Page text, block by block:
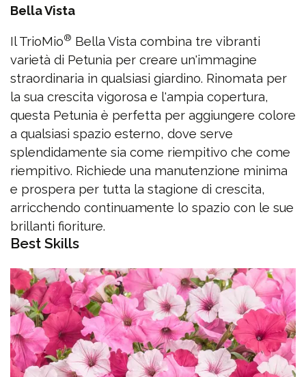
Bella Vista
Il TrioMio® Bella Vista combina tre vibranti
varietà di Petunia per creare un'immagine
straordinaria in qualsiasi giardino. Rinomata per
la sua crescita vigorosa e l'ampia copertura,
questa Petunia è perfetta per aggiungere colore
a qualsiasi spazio esterno, dove serve
splendidamente sia come riempitivo che come
riempitivo. Richiede una manutenzione minima
e prospera per tutta la stagione di crescita,
arricchendo continuamente lo spazio con le sue
brillanti fioriture.
Best Skills